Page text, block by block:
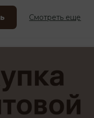
Смотреть еще